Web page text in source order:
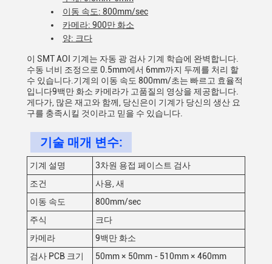
이동 속도: 800mm/sec
카메라: 900만 화소
양: 크다
이 SMT AOI 기계는 자동 광 검사 기계 학습에 완벽합니다.
수동 너비 조정으로 0.5mm에서 6mm까지 두께를 처리 할
수 있습니다.기계의 이동 속도 800mm/초는 빠르고 효율적
입니다9백만 화소 카메라가 고품질의 영상을 제공합니다.
게다가, 많은 재고와 함께, 당신은이 기계가 당신의 생산 요
구를 충족시킬 것이라고 믿을 수 있습니다.
기술 매개 변수:
기계 설명
3차원 용접 페이스트 검사
조건
사용, 새
이동 속도
800mm/sec
주식
크다
카메라
9백만 화소
검사 PCB 크기
50mm × 50mm - 510mm × 460mm